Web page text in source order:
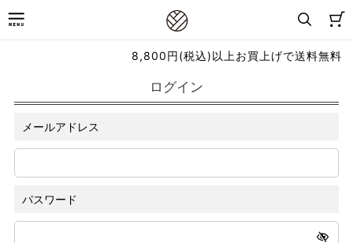
8,800円(税込)以上お買上げで送料無料
ログイン
メールアドレス
パスワード